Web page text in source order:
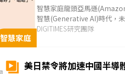
智慧家庭
智慧家庭龍頭亞馬遜
智慧(Generative AI)時代，
時，亞馬遜發布最新一代
DIGITIMES研究團隊
美日禁令將加速中國半